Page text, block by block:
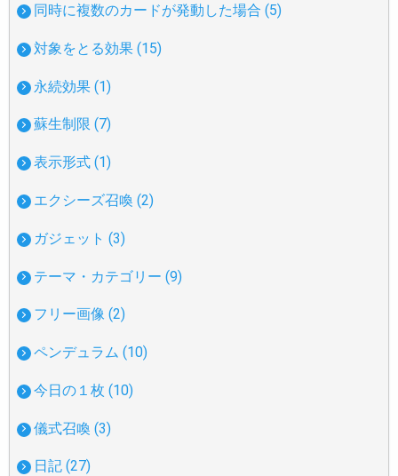
同時に複数のカードが発動した場合 (5)
対象をとる効果 (15)
永続効果 (1)
蘇生制限 (7)
表示形式 (1)
エクシーズ召喚 (2)
ガジェット (3)
テーマ・カテゴリー (9)
フリー画像 (2)
ペンデュラム (10)
今日の１枚 (10)
儀式召喚 (3)
日記 (27)